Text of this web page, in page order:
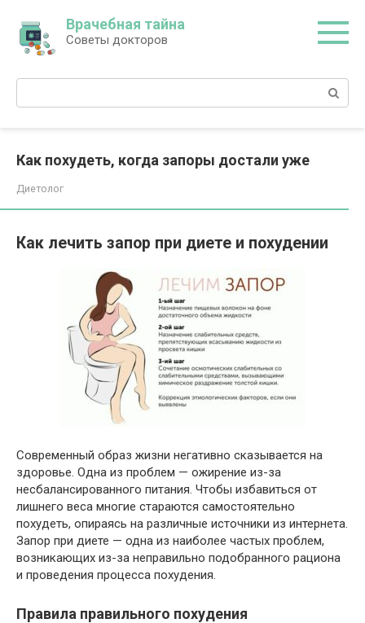
контенту
Врачебная тайна
Советы докторов
Поиск:
Как похудеть, когда запоры достали уже
Диетолог
Как лечить запор при диете и похудении
Современный образ жизни негативно сказывается на
здоровье. Одна из проблем — ожирение из-за
несбалансированного питания. Чтобы избавиться от
лишнего веса многие стараются самостоятельно
похудеть, опираясь на различные источники из интернета.
Запор при диете — одна из наиболее частых проблем,
возникающих из-за неправильно подобранного рациона
и проведения процесса похудения.
Правила правильного похудения